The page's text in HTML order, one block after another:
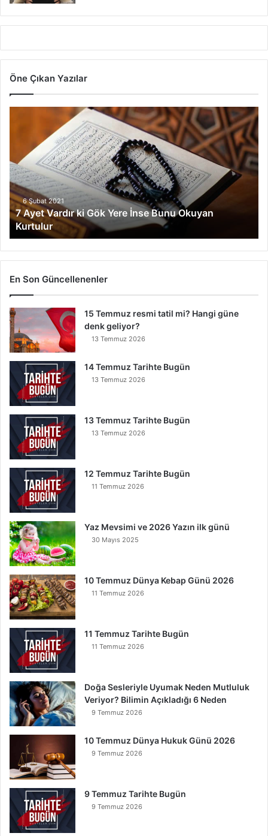
Öne Çıkan Yazılar
t
V
a
r
d
r
k
i
G
Y
e
r
e
n
s
B
u
n
O
k
u
a
n
K
u
r
t
u
l
u
r
6 Şubat 2021
7 Ayet Vardır ki Gök Yere İnse Bunu Okuyan
Kurtulur
En Son Güncellenenler
15 Temmuz resmi tatil mi? Hangi güne
denk geliyor?
13 Temmuz 2026
14 Temmuz Tarihte Bugün
13 Temmuz 2026
13 Temmuz Tarihte Bugün
13 Temmuz 2026
12 Temmuz Tarihte Bugün
11 Temmuz 2026
Yaz Mevsimi ve 2026 Yazın ilk günü
30 Mayıs 2025
10 Temmuz Dünya Kebap Günü 2026
11 Temmuz 2026
11 Temmuz Tarihte Bugün
11 Temmuz 2026
Doğa Sesleriyle Uyumak Neden Mutluluk
Veriyor? Bilimin Açıkladığı 6 Neden
9 Temmuz 2026
10 Temmuz Dünya Hukuk Günü 2026
9 Temmuz 2026
9 Temmuz Tarihte Bugün
9 Temmuz 2026